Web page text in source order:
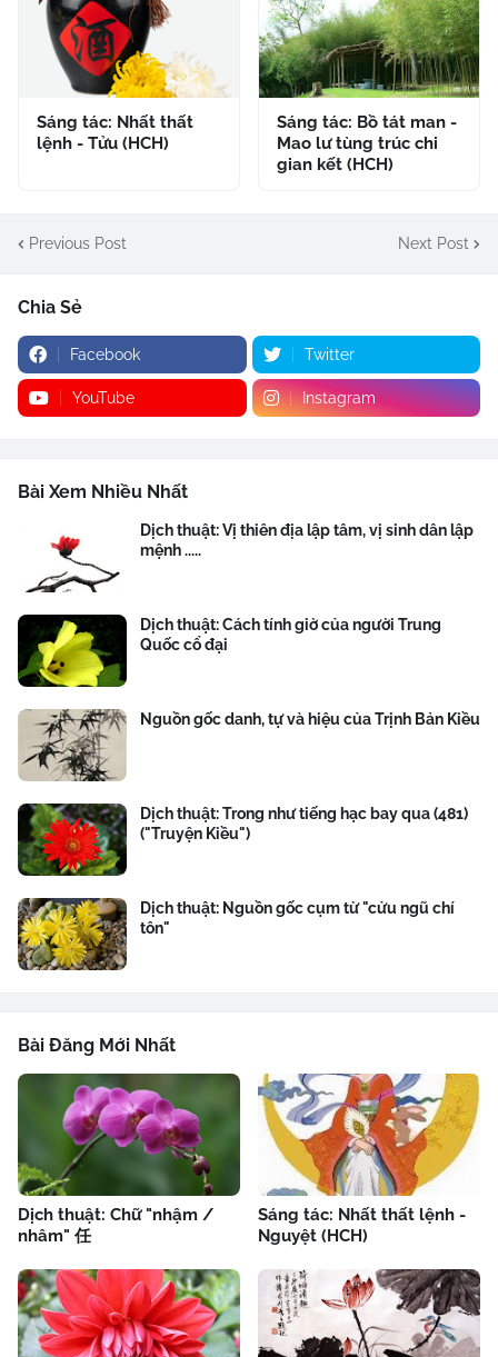
Sáng tác: Nhất thất
lệnh - Tửu (HCH)
Sáng tác: Bồ tát man -
Mao lư tùng trúc chi
gian kết (HCH)
Previous Post Next Post
Chia Sẻ
Facebook Twitter
YouTube Instagram
Bài Xem Nhiều Nhất
Dịch thuật: Vị thiên địa lập tâm, vị sinh dân lập
mệnh .....
Dịch thuật: Cách tính giờ của người Trung
Quốc cổ đại
Nguồn gốc danh, tự và hiệu của Trịnh Bản Kiều
Dịch thuật: Trong như tiếng hạc bay qua (481)
("Truyện Kiều")
Dịch thuật: Nguồn gốc cụm từ "cửu ngũ chí
tôn"
Bài Đăng Mới Nhất
Dịch thuật: Chữ "nhậm /
nhâm" 任
Sáng tác: Nhất thất lệnh -
Nguyệt (HCH)